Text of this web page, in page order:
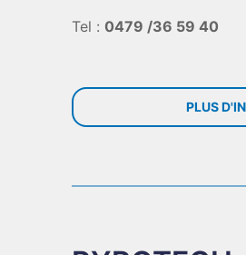
Tel : 0479 /36 59 40
PLUS